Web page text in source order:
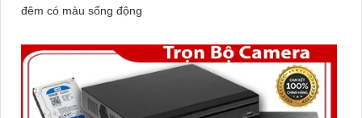
đêm có màu sống động